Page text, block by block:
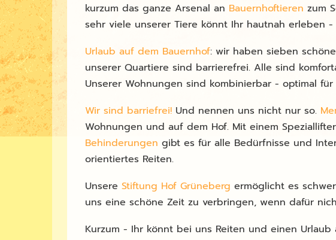
kurzum das ganze Arsenal an Bauernhoftieren zum
sehr viele unserer Tiere könnt Ihr hautnah erleben
Urlaub auf dem Bauernhof: wir haben sieben
unserer Quartiere sind barrierefrei. Alle sind
Unserer Wohnungen sind kombinierbar - optimal
Wir sind barriefrei! Und nennen uns nicht nur so.
Wohnungen und auf dem Hof. Mit einem
Behinderungen gibt es für alle Bedürfnisse und
orientiertes Reiten.
Unsere Stiftung Hof Grüneberg ermöglicht es
uns eine schöne Zeit zu verbringen, wenn dafür
Kurzum - Ihr könnt bei uns Reiten und einen